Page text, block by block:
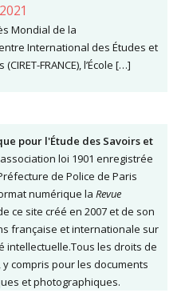
Mondial de la
International des Études et
FRANCE), l’École […]
pour l'Étude des Savoirs et
loi 1901 enregistrée
de Police de Paris
numérique la Revue
ce site créé en 2007 et de son
française et internationale sur
les droits de
compris pour les documents
et photographiques.